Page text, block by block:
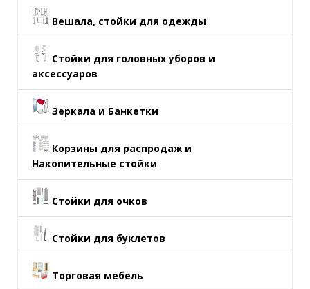
Вешала, стойки для одежды
Стойки для головных уборов и
аксессуаров
Зеркала и Банкетки
Корзины для распродаж и
Накопительные стойки
Стойки для очков
Стойки для буклетов
Торговая мебель